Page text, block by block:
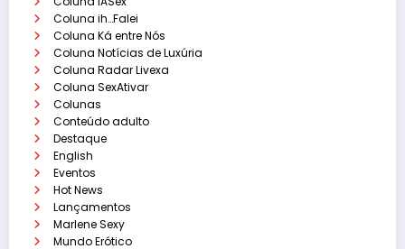
Coluna ih…Falei
Coluna Ká entre Nós
Coluna Notícias de Luxúria
Coluna Radar Livexa
Coluna SexAtivar
Colunas
Conteúdo adulto
Destaque
English
Eventos
Hot News
Lançamentos
Marlene Sexy
Mundo Erótico